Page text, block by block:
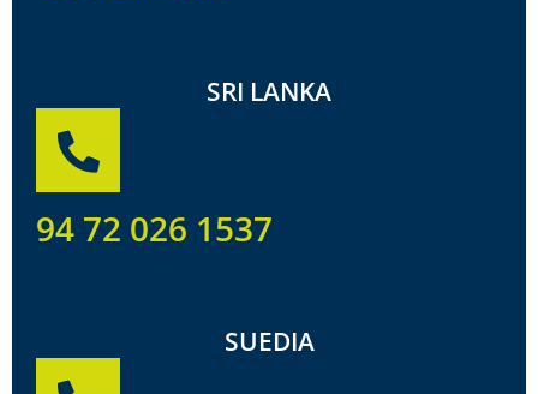
SRI LANKA
94 72 026 1537
SUEDIA